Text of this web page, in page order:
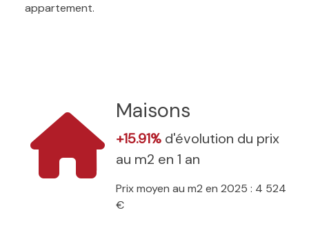
appartement.
Maisons
+15.91% d'évolution du prix
au m2 en 1 an
Prix moyen au m2 en 2025 : 4 524
€